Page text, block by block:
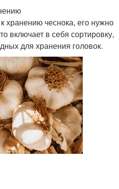
хранению чеснока, его нужно
включает в себя сортировку,
для хранения головок.